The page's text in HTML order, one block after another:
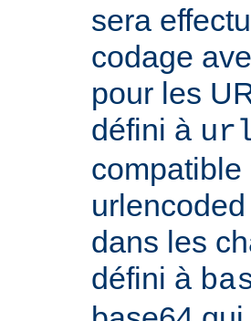
sera
codage
pour les
défini à
dans les
défini à